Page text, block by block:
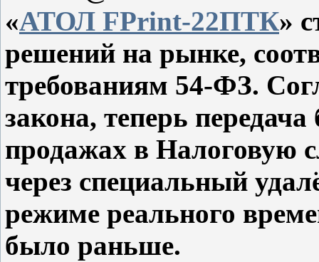
«АТОЛ FPrint-22ПТК»
решений на рынке,
требованиям 54-ФЗ.
закона, теперь
продажах в Налоговую
через специальный
режиме реального
было раньше.